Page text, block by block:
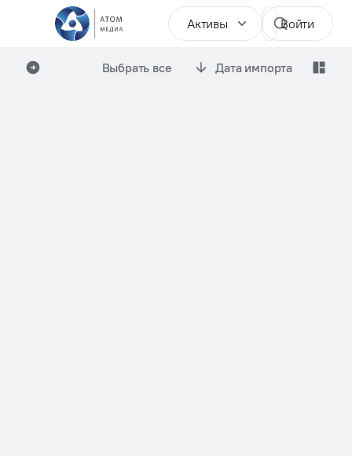
Активы Войти
Выбрать все Дата импорта